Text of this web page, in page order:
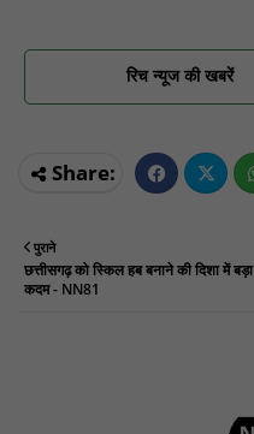
रिच न्यूज की खबरें
पुराने
छत्तीसगढ़ को स्किल हब बनाने की दिशा में बड़ा
कदम - NN81